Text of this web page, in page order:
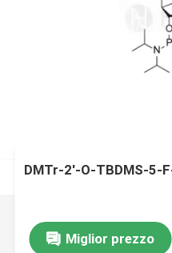
DMTr-2'-O-TBDMS-5-
Miglior prezzo